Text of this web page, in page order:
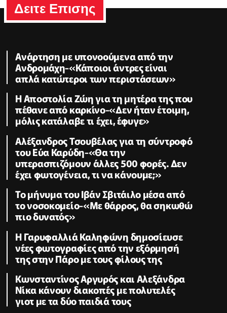
Δειτε Επισης
Ανάρτηση με υπονοούμενα από την
Ανδρομάχη-«Κάποιοι άντρες είναι
απλά κατώτεροι των περιστάσεων»
Η Αποστολία Ζώη για τη μητέρα της που
πέθανε από καρκίνο-«Δεν ήταν έτοιμη,
μόλις κατάλαβε τι έχει, έφυγε»
Αλέξανδρος Τσουβέλας για τη σύντροφό
του Εύα Καρύδη-«Θα την
υπερασπιζόμουν άλλες 500 φορές. Δεν
έχει φωτογένεια, τι να κάνουμε;»
Το μήνυμα του Ιβάν Σβιτάιλο μέσα από
το νοσοκομείο-«Με θάρρος, θα σηκωθώ
πιο δυνατός»
Η Γαρυφαλλιά Καληφώνη δημοσίευσε
νέες φωτογραφίες από την εξόρμησή
της στην Πάρο με τους φίλους της
Κωνσταντίνος Αργυρός και Αλεξάνδρα
Νίκα κάνουν διακοπές με πολυτελές
γιοτ με τα δύο παιδιά τους